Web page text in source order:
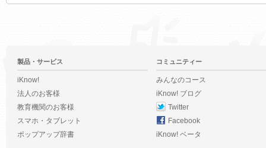
製品・サービス
iKnow!
法人のお客様
教育機関のお客様
スマホ・タブレット
ポップアップ辞書
コミュニティー
みんなのコース
iKnow! ブログ
Twitter
Facebook
iKnow! ベータ